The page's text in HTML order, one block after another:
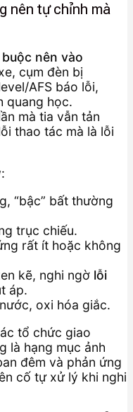
nên tự chỉnh mà
nên vào
cụm đèn bị
AFS báo lỗi,
quang học.
mà tia vẫn tản
thao tác mà là lỗi
“bậc” bất thường
trục chiếu.
rất ít hoặc không
kẽ, nghi ngờ lỗi
áp.
oxi hóa giắc.
tổ chức giao
là hạng mục ảnh
đêm và phản ứng
cố tự xử lý khi nghi